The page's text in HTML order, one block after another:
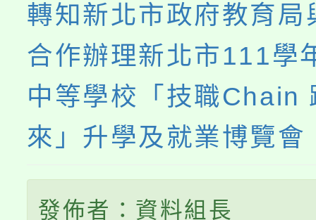
轉知新北市政府教育局
合作辦理新北市111學
中等學校「技職Chain
來」升學及就業博覽會
發佈者：資料組長